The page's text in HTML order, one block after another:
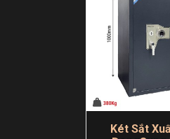
Két Sắt